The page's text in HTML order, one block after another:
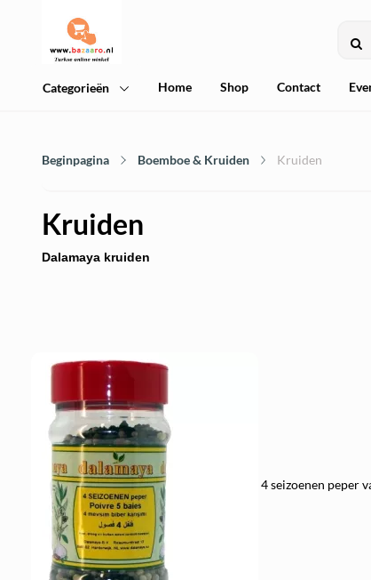
Categorieën Home Shop Contact
Beginpagina Boemboe & Kruiden Kruiden
Kruiden
Dalamaya kruiden
4 seizoenen peper